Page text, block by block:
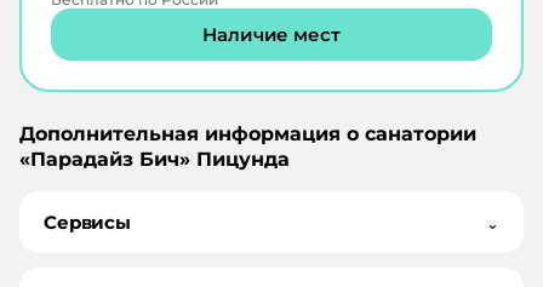
Наличие мест
Дополнительная информация о санатории
«Парадайз Бич» Пицунда
Сервисы ⌄